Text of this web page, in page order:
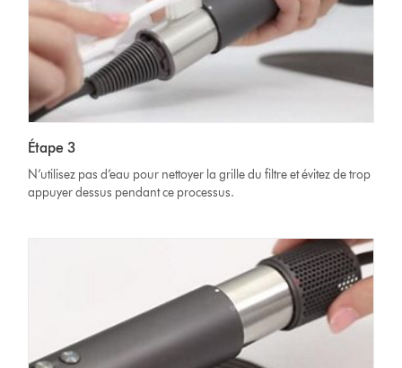
Étape 3
N’utilisez pas d’eau pour nettoyer la grille du filtre et évitez de trop
appuyer dessus pendant ce processus.